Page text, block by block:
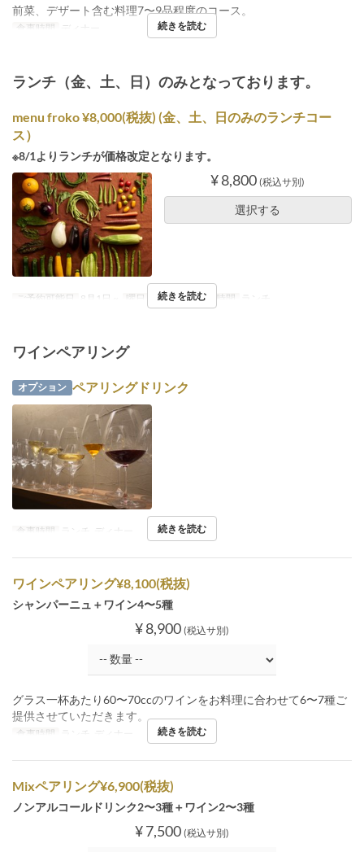
前菜、デザート含む料理7〜9品程度のコース。
食事時間 ディナー 続きを読む
ランチ（金、土、日）のみとなっております。
menu froko ¥8,000(税抜) (金、土、日のみのランチコー
ス）
※8/1よりランチが価格改定となります。
¥ 8,800 (税込サ別)
選択する
ご予約可能日 8月1日 ~ 曜日 金, 土, 日 食事時間 ランチ
続きを読む
ワインペアリング
オプション ペアリングドリンク
食事時間 ランチ, ディナー 続きを読む
ワインペアリング¥8,100(税抜)
シャンパーニュ＋ワイン4〜5種
¥ 8,900 (税込サ別)
グラス一杯あたり60〜70ccのワインをお料理に合わせて6〜7種ご
提供させていただきます。
食事時間 ランチ, ディナー 続きを読む
Mixペアリング¥6,900(税抜)
ノンアルコールドリンク2〜3種＋ワイン2〜3種
¥ 7,500 (税込サ別)